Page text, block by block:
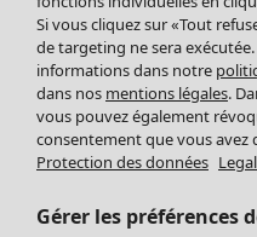
Chaussures
Vêtements de bain
Basics
Soldes Mobilier
Bonnes affaires déco
Décoration
Textiles
Tapis
Éponge
Si vous cliquez sur «Tout
de targeting ne sera
informations dans notre
dans nos mentions légales.
vous pouvez également
consentement que vous avez
Protection des données
Gérer les préférences